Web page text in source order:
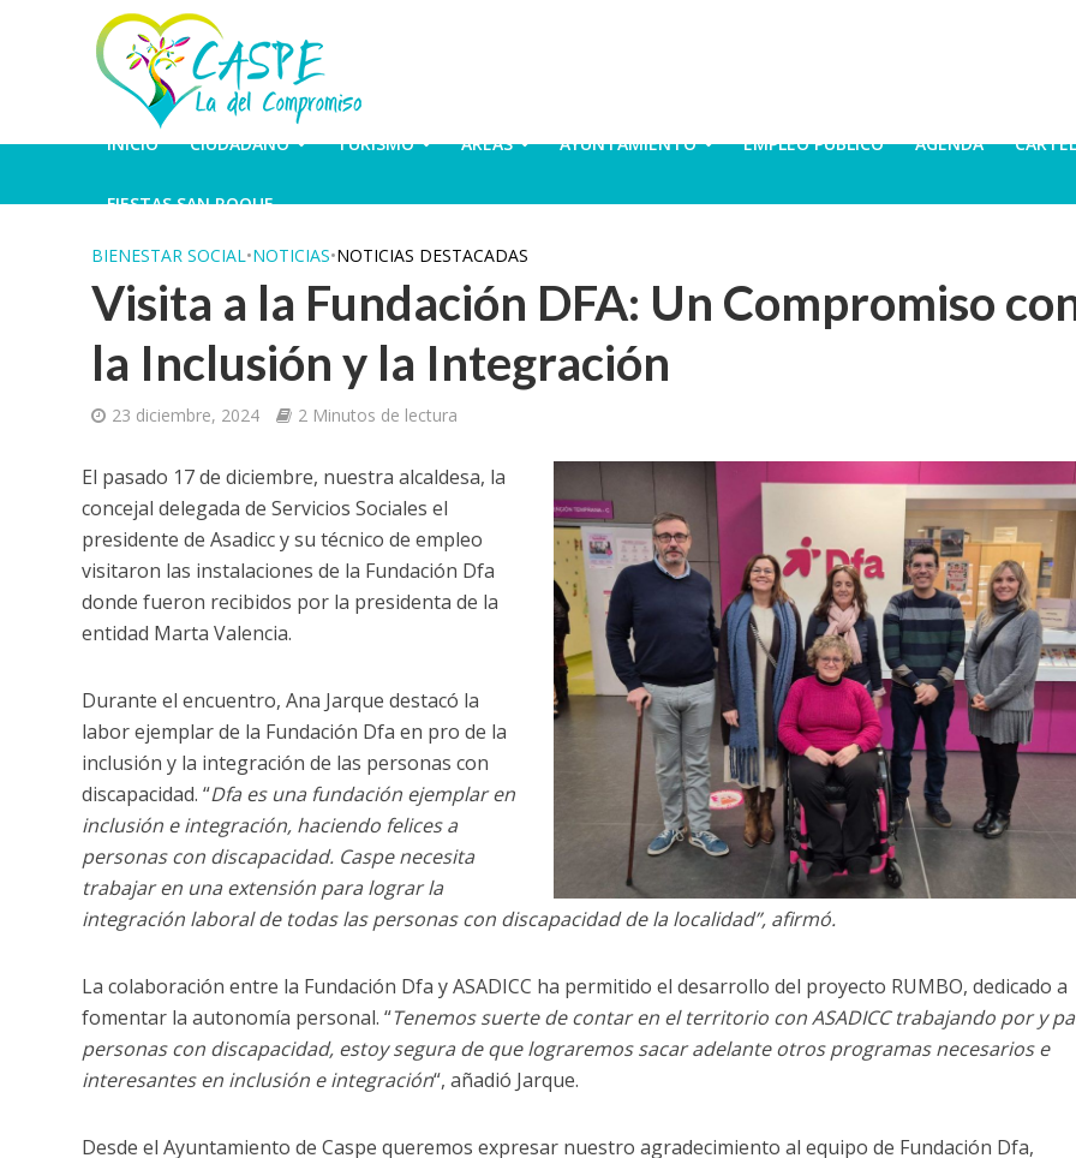
INICIO CIUDADANO TURISMO ÁREAS AYUNTAMIENTO EMPLEO PÚBLICO AGENDA
FIESTAS SAN ROQUE
BIENESTAR SOCIAL•NOTICIAS•NOTICIAS DESTACADAS
Visita a la Fundación DFA: Un Compromiso
la Inclusión y la Integración
23 diciembre, 2024 2 Minutos de lectura
El pasado 17 de diciembre, nuestra alcaldesa, la
concejal delegada de Servicios Sociales el
presidente de Asadicc y su técnico de empleo
visitaron las instalaciones de la Fundación Dfa
donde fueron recibidos por la presidenta de la
entidad Marta Valencia.
Durante el encuentro, Ana Jarque destacó la
labor ejemplar de la Fundación Dfa en pro de la
inclusión y la integración de las personas con
discapacidad. “Dfa es una fundación ejemplar en
inclusión e integración, haciendo felices a
personas con discapacidad. Caspe necesita
trabajar en una extensión para lograr la
integración laboral de todas las personas con discapacidad de la localidad”, afirmó.
La colaboración entre la Fundación Dfa y ASADICC ha permitido el desarrollo del proyecto RUMBO, dedicado a
fomentar la autonomía personal. “Tenemos suerte de contar en el territorio con ASADICC trabajando por y
personas con discapacidad, estoy segura de que lograremos sacar adelante otros programas necesarios e
interesantes en inclusión e integración“, añadió Jarque.
Desde el Ayuntamiento de Caspe queremos expresar nuestro agradecimiento al equipo de Fundación Dfa,